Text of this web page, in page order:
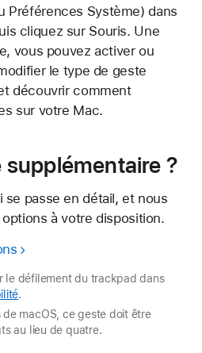
Préférences Système) dans
cliquez sur Souris. Une
vous pouvez activer ou
le type de geste
découvrir comment
sur votre Mac.
supplémentaire ?
se passe en détail, et nous
à votre disposition.
le défilement du trackpad dans
.
de macOS, ce geste doit être
au lieu de quatre.